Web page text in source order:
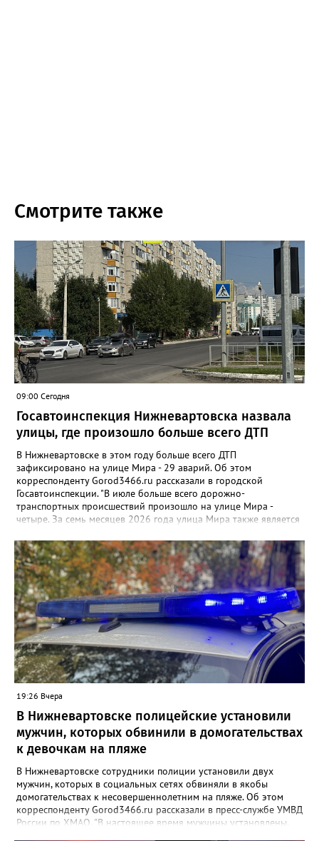
Смотрите также
09:00 Сегодня
Госавтоинспекция Нижневартовска назвала
улицы, где произошло больше всего ДТП
В Нижневартовске в этом году больше всего ДТП
зафиксировано на улице Мира - 29 аварий. Об этом
корреспонденту Gorod3466.ru рассказали в городской
Госавтоинспекции. "В июле больше всего дорожно-
транспортных происшествий произошло на улице Мира -
четыре. За семь месяцев 2026 года улица Мира также является
добавили, что на втором месте расположилась улица Ленина,
на дорогах которой произошло 19 дорожно-транспортных
происшествий. Замыкает тройку улица Индустриальная - 17
ДТП.
19:26 Вчера
В Нижневартовске полицейские установили
мужчин, которых обвинили в домогательствах
к девочкам на пляже
В Нижневартовске сотрудники полиции установили двух
мужчин, которых в социальных сетях обвиняли в якобы
домогательствах к несовершеннолетним на пляже. Об этом
корреспонденту Gorod3466.ru рассказали в пресс-службе УМВД
России по ХМАО. "В настоящее время мужчины установлены.